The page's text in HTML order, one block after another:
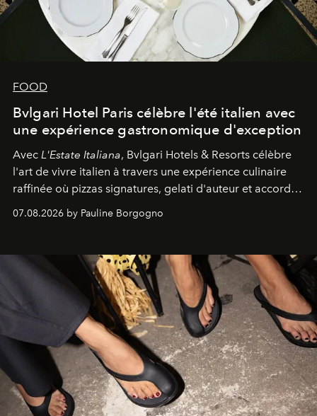
FOOD
Bvlgari Hotel Paris célèbre l'été italien avec
une expérience gastronomique d'exception
Avec L'Estate Italiana, Bvlgari Hotels & Resorts célèbre
l'art de vivre italien à travers une expérience culinaire
raffinée où pizzas signatures, gelati d'auteur et accords
d'exception composent un véritable voyage sensoriel.
07.08.2026 by Pauline Borgogno